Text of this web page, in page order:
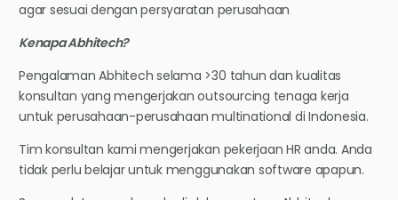
agar sesuai dengan persyaratan perusahaan
Kenapa Abhitech?
Pengalaman Abhitech selama >30 tahun dan kualitas
konsultan yang mengerjakan outsourcing tenaga kerja
untuk perusahaan-perusahaan multinational di Indonesia.
Tim konsultan kami mengerjakan pekerjaan HR anda. Anda
tidak perlu belajar untuk menggunakan software apapun.